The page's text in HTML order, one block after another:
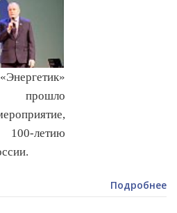
прошло
летию
Подробнее